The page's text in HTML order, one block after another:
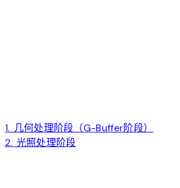
1. 几何处理阶段（G-Buffer阶段）
2. 光照处理阶段